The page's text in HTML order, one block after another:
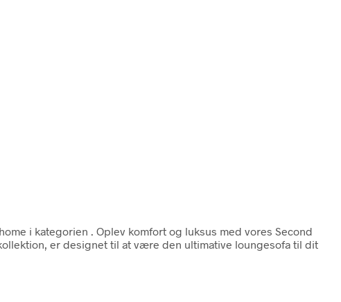
i kategorien
. Oplev komfort og luksus med vores Second
er designet til at være den ultimative loungesofa til dit